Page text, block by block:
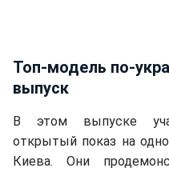
Топ-модель по-
выпуск
В этом выпуске
открытый показ на
Киева. Они